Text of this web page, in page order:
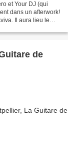
et Your DJ (qui
dans un afterwork!
Il aura lieu le
de